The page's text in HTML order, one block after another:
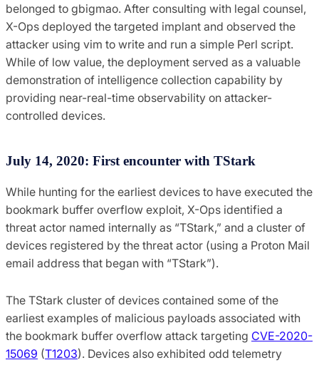
belonged to gbigmao. After consulting with legal counsel,
X-Ops deployed the targeted implant and observed the
attacker using vim to write and run a simple Perl script.
While of low value, the deployment served as a valuable
demonstration of intelligence collection capability by
providing near-real-time observability on attacker-
controlled devices.
July 14, 2020: First encounter with TStark
While hunting for the earliest devices to have executed the
bookmark buffer overflow exploit, X-Ops identified a
threat actor named internally as “TStark,” and a cluster of
devices registered by the threat actor (using a Proton Mail
email address that began with “TStark”).
The TStark cluster of devices contained some of the
earliest examples of malicious payloads associated with
the bookmark buffer overflow attack targeting CVE-2020-
15069 (T1203). Devices also exhibited odd telemetry